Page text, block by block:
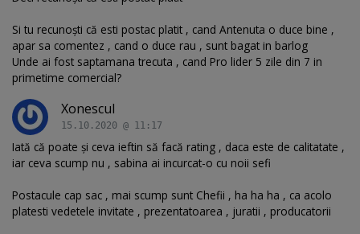
Si tu recunoști că esti postac platit , cand Antenuta o duce bine ,
apar sa comentez , cand o duce rau , sunt bagat in barlog
Unde ai fost saptamana trecuta , cand Pro lider 5 zile din 7 in
primetime comercial?
Xonescul
15.10.2020 @ 11:17
Iată că poate și ceva ieftin să facă rating , daca este de calitatate ,
iar ceva scump nu , sabina ai incurcat-o cu noii sefi
Postacule cap sac , mai scump sunt Chefii , ha ha ha , ca acolo
platesti vedetele invitate , prezentatoarea , juratii , producatorii